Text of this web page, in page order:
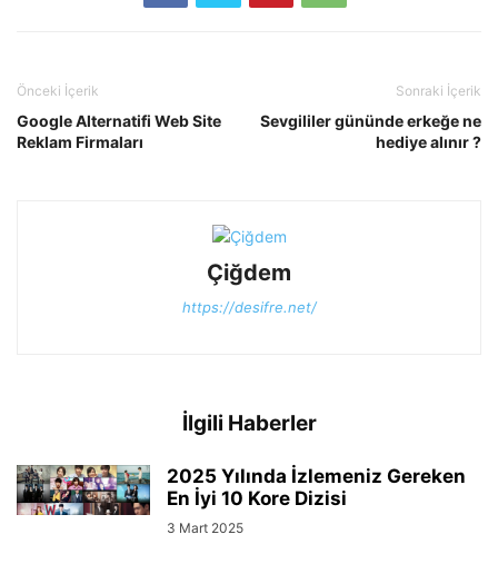
Önceki İçerik
Google Alternatifi Web Site
Reklam Firmaları
Sonraki İçerik
Sevgililer gününde erkeğe ne
hediye alınır ?
Çiğdem
https://desifre.net/
İlgili Haberler
2025 Yılında İzlemeniz Gereken
En İyi 10 Kore Dizisi
3 Mart 2025